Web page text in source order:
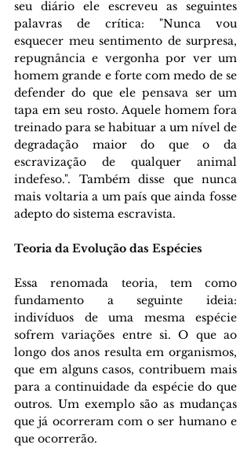
seu diário ele escreveu as seguintes
palavras de crítica: "Nunca vou
esquecer meu sentimento de surpresa,
repugnância e vergonha por ver um
homem grande e forte com medo de se
defender do que ele pensava ser um
tapa em seu rosto. Aquele homem fora
treinado para se habituar a um nível de
degradação maior do que o da
escravização de qualquer animal
indefeso.". Também disse que nunca
mais voltaria a um país que ainda fosse
adepto do sistema escravista.
Teoria da Evolução das Espécies
Essa renomada teoria, tem como
fundamento a seguinte ideia:
indivíduos de uma mesma espécie
sofrem variações entre si. O que ao
longo dos anos resulta em organismos,
que em alguns casos, contribuem mais
para a continuidade da espécie do que
outros. Um exemplo são as mudanças
que já ocorreram com o ser humano e
que ocorrerão.